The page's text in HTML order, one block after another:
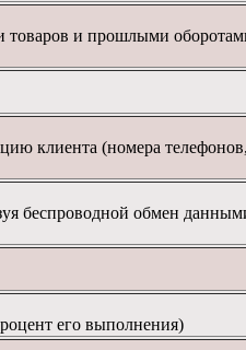
товаров и прошлыми
клиента (номера
беспроводной обмен
его выполнения)